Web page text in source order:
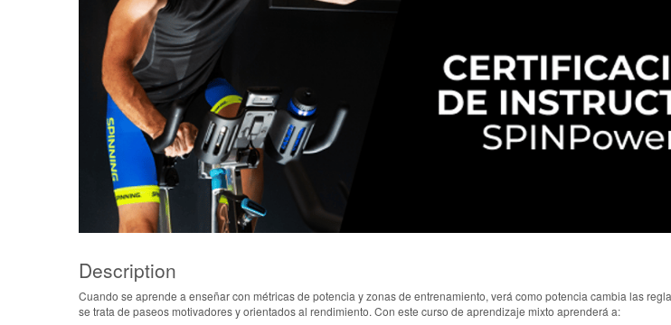
Description
Cuando se aprende a enseñar con métricas de potencia y zonas de entrenamiento, verá como potencia cambia las
se trata de paseos motivadores y orientados al rendimiento. Con este curso de aprendizaje mixto aprenderá a: